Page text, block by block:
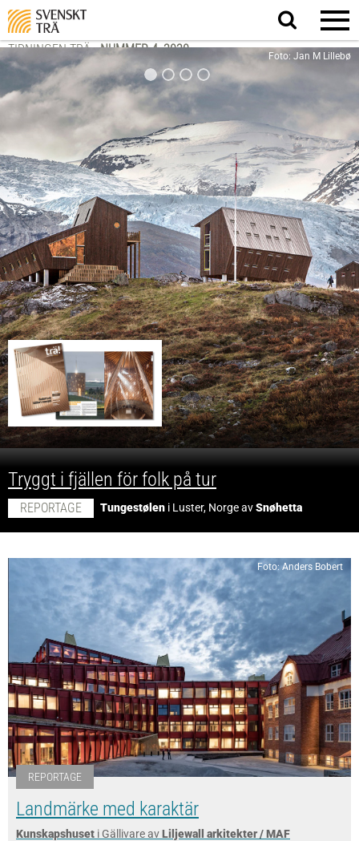
Sök
på
webbplatsen
TIDNINGEN TRÄ-NUMMER 4, 2020 Foto: Jan M Lillebø
;
Tryggt i fjällen för folk på tur
REPORTAGE Tungestølen i Luster, Norge avSnøhetta
Foto: Anders Bobert
REPORTAGE
Landmärke med karaktär
Kunskapshuset i Gällivare avLiljewall arkitekter / MAF